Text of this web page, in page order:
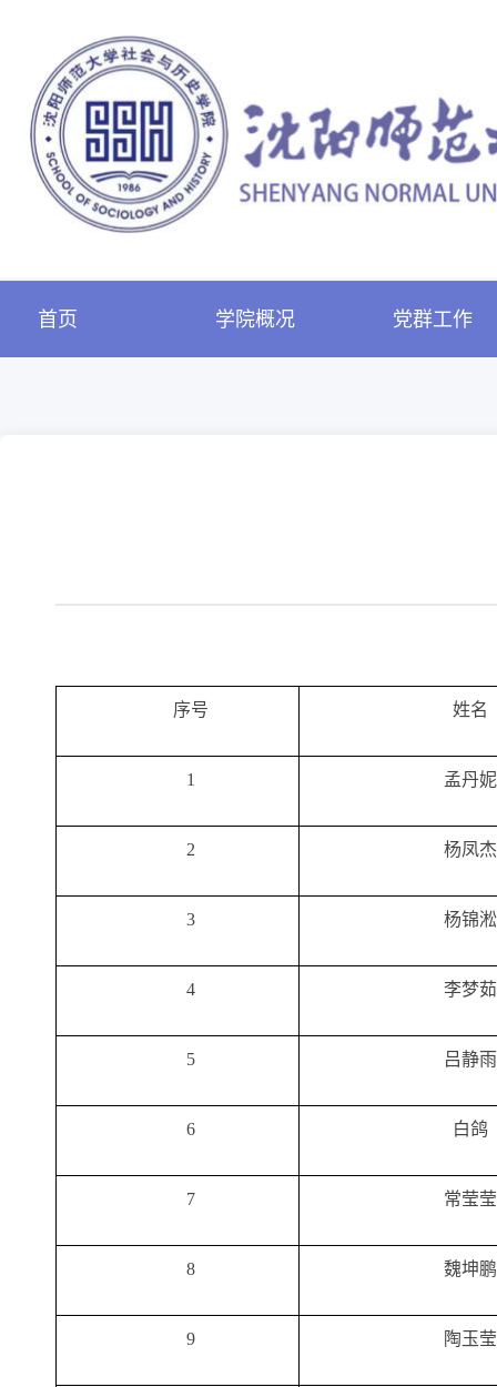
首页 学院概况 党群工作
序号 姓名
1 孟丹妮
2 杨凤杰
3 杨锦淞
4 李梦茹
5 吕静雨
6 白鸽
7 常莹莹
8 魏坤鹏
9 陶玉莹